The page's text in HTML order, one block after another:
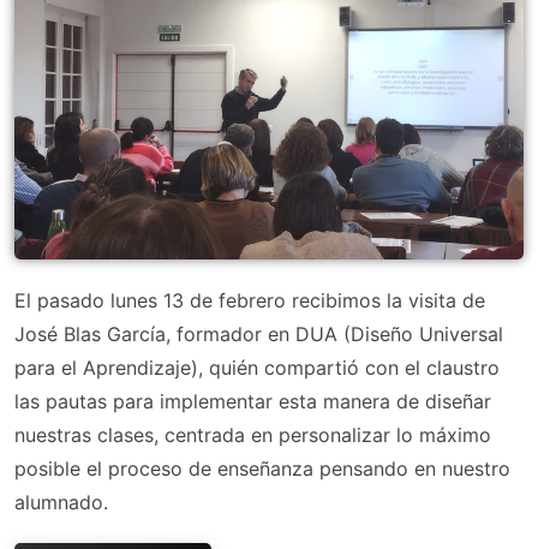
El pasado lunes 13 de febrero recibimos la visita de
José Blas García, formador en DUA (Diseño Universal
para el Aprendizaje), quién compartió con el claustro
las pautas para implementar esta manera de diseñar
nuestras clases, centrada en personalizar lo máximo
posible el proceso de enseñanza pensando en nuestro
alumnado.